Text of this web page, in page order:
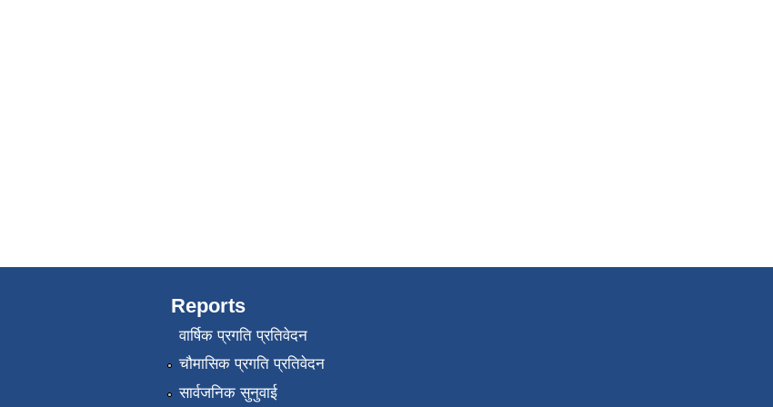
Reports
वार्षिक प्रगति प्रतिवेदन
चौमासिक प्रगति प्रतिवेदन
सार्वजनिक सुनुवाई